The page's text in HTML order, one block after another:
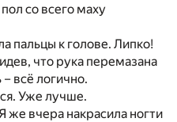
со всего маху
пальцы к голове. Липко!
что рука перемазана
всё логично.
Уже лучше.
же вчера накрасила ногти